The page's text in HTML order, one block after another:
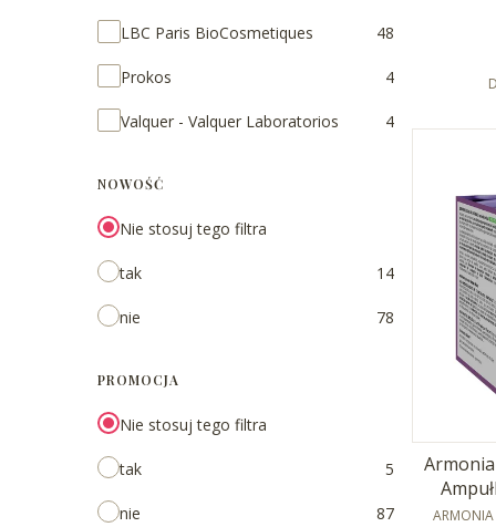
LBC Paris BioCosmetiques 48
Prokos 4
Valquer - Valquer Laboratorios 4
NOWOŚĆ
Nie stosuj tego filtra
tak 14
nie 78
PROMOCJA
Nie stosuj tego filtra
tak 5
nie 87